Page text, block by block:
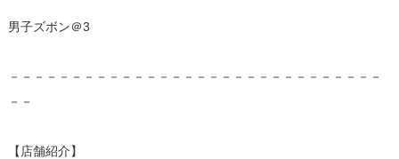
男子ズボン＠3
－－－－－－－－－－－－－－－－－－－－－－－－－－－－－－
－－
【店舗紹介】